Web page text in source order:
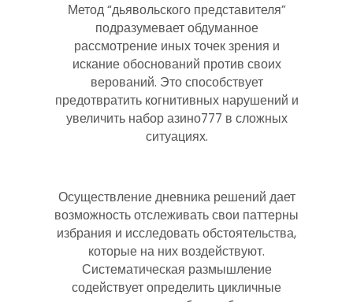
Метод “дьявольского представителя”
подразумевает обдуманное
рассмотрение иных точек зрения и
искание обоснований против своих
верований. Это способствует
предотвратить когнитивных нарушений и
увеличить набор азино777 в сложных
ситуациях.
Осуществление дневника решений дает
возможность отслеживать свои паттерны
избрания и исследовать обстоятельства,
которые на них воздействуют.
Систематическая размышление
содействует определить цикличные